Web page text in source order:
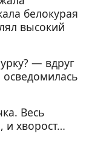
белокурая
высокий
— вдруг
Весь
и хворост…